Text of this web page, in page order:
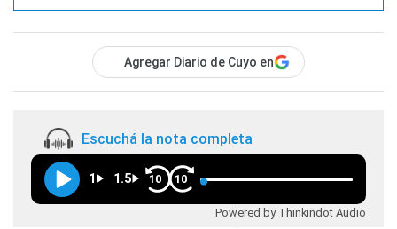
Agregar Diario de Cuyo en
Escuchá la nota completa
1 1.5 10 10
Powered by Thinkindot Audio